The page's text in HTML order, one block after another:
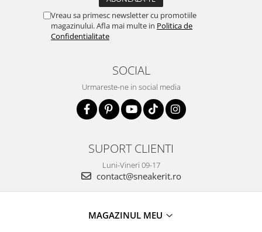
Vreau sa primesc newsletter cu promotiile
magazinului. Afla mai multe in Politica de
Confidentialitate
SOCIAL
Urmareste-ne in social media
SUPORT CLIENTI
Luni-Vineri 09-17
contact@sneakerit.ro
MAGAZINUL MEU